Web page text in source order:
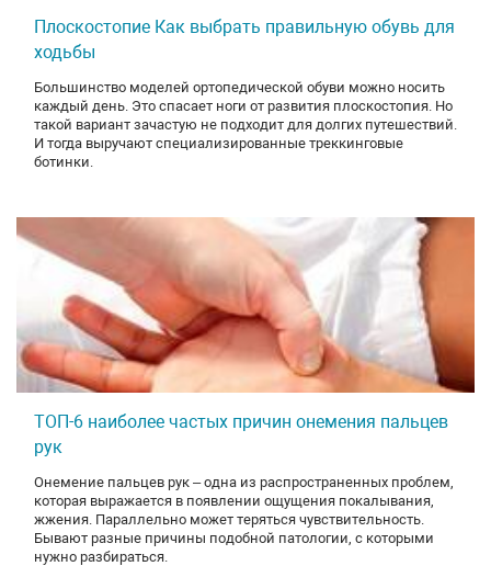
Плоскостопие Как выбрать правильную обувь для
ходьбы
Большинство моделей ортопедической обуви можно носить
каждый день. Это спасает ноги от развития плоскостопия. Но
такой вариант зачастую не подходит для долгих путешествий.
И тогда выручают специализированные треккинговые
ботинки.
ТОП-6 наиболее частых причин онемения пальцев
рук
Онемение пальцев рук – одна из распространенных проблем,
которая выражается в появлении ощущения покалывания,
жжения. Параллельно может теряться чувствительность.
Бывают разные причины подобной патологии, с которыми
нужно разбираться.